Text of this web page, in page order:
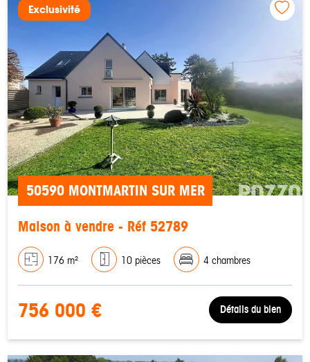
Exclusivité
50590 MONTMARTIN SUR MER
Maison à vendre - Réf 52789
176 m² 10 pièces 4 chambres
756 000 € Détails du bien